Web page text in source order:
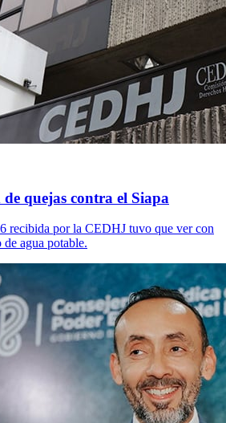
quejas contra el Siapa
recibida por la CEDHJ tuvo que ver con
agua potable.